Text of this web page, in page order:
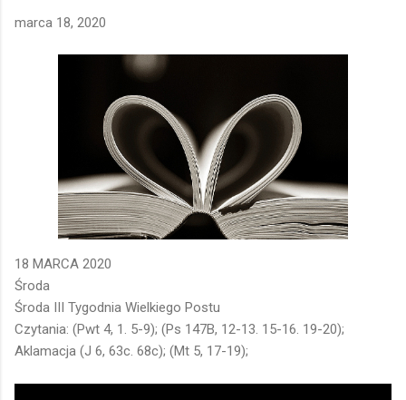
marca 18, 2020
18 MARCA 2020
Środa
Środa III Tygodnia Wielkiego Postu
Czytania: (Pwt 4, 1. 5-9); (Ps 147B, 12-13. 15-16. 19-20);
Aklamacja (J 6, 63c. 68c); (Mt 5, 17-19);